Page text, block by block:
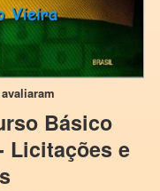
Básico
Licitações e